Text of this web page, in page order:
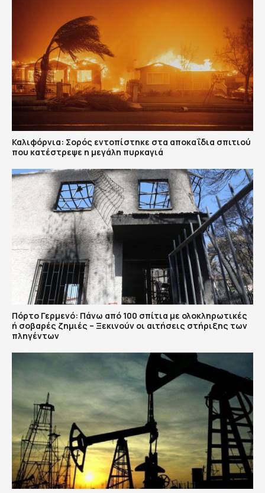
Καλιφόρνια: Σορός εντοπίστηκε στα αποκαΐδια σπιτιού
που κατέστρεψε η μεγάλη πυρκαγιά
Πόρτο Γερμενό: Πάνω από 100 σπίτια με ολοκληρωτικές
ή σοβαρές ζημιές – Ξεκινούν οι αιτήσεις στήριξης των
πληγέντων